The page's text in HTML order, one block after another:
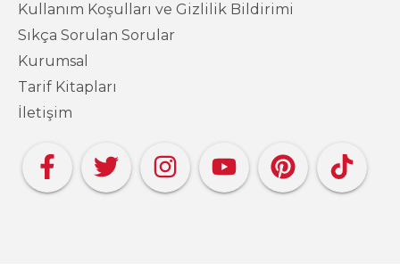
Kullanım Koşulları ve Gizlilik Bildirimi
Sıkça Sorulan Sorular
Kurumsal
Tarif Kitapları
İletişim